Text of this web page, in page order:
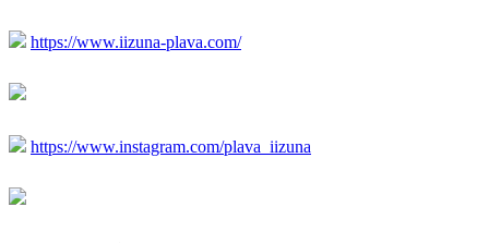
https://www.iizuna-plava.com/
https://www.instagram.com/plava_iizuna